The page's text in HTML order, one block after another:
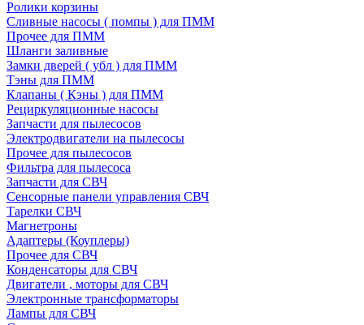
Ролики корзины
Сливные насосы ( помпы ) для ПММ
Прочее для ПММ
Шланги заливные
Замки дверей ( убл ) для ПММ
Тэны для ПММ
Клапаны ( Кэны ) для ПММ
Рециркуляционные насосы
Запчасти для пылесосов
Электродвигатели на пылесосы
Прочее для пылесосов
Фильтра для пылесоса
Запчасти для СВЧ
Сенсорные панели управления СВЧ
Тарелки СВЧ
Магнетроны
Адаптеры (Коуплеры)
Прочее для СВЧ
Конденсаторы для СВЧ
Двигатели , моторы для СВЧ
Электронные трансформаторы
Лампы для СВЧ